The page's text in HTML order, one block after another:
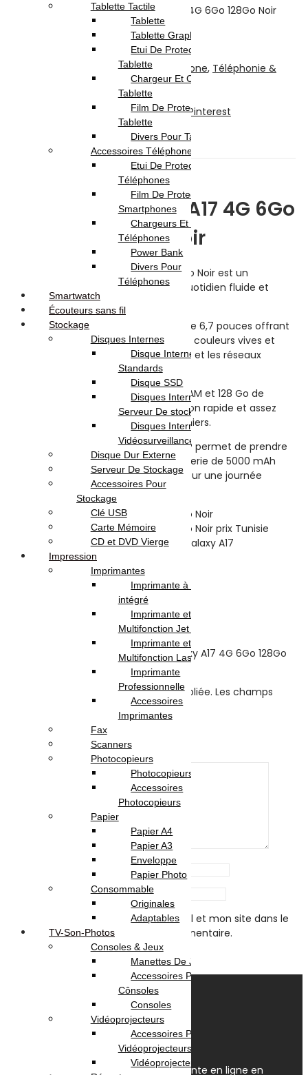
quantité de Samsung Galaxy A17 4G 6Go 128Go Noir
Acheter maintenant
Catégories :Smartphone, Téléphonie &
Twitter LinkedIn Telegram Pinterest
Description
Avis (0)
Samsung Galaxy A17 4G 6Go
128Go Noir
Le Samsung Galaxy A17 4G 6Go 128Go Noir est un
smartphone conçu pour un usage quotidien fluide et
confortable.
Il dispose d’un écran Super AMOLED de 6,7 pouces offrant
une bonne qualité d’image, avec des couleurs vives et
une bonne luminosité pour les vidéos et les réseaux
Sous le capot, on retrouve 6 Go de RAM et 128 Go de
stockage, ce qui permet une utilisation rapide et assez
d’espace pour les applications et fichiers.
Son appareil photo principal de 50 MP permet de prendre
des photos nettes, tandis que la batterie de 5000 mAh
assure une très bonne autonomie pour une journée
Avis (0)
There are no reviews yet.
Be the first to review “Samsung Galaxy A17 4G 6Go 128Go
Votre adresse e-mail ne sera pas publiée. Les champs
obligatoires sont indiqués avec*
Your rating
Your review
Enregistrer mon nom, mon e-mail et mon site dans le
navigateur pour mon prochain commentaire.
OmegaNet est Le spécialiste de la vente en ligne en
Tablette Tactile
Tablette
Tablette Graphique
Etui De Protection Pour
Tablette
Chargeur Et Cable Pour
Tablette
Film De Protection Pour
Tablette
Divers Pour Tablette
Accessoires Téléphones
Etui De Protection Pour
Téléphones
Film De Protection Pour
Smartphones
Chargeurs Et Câbles Pour
Téléphones
Power Bank
Divers Pour
Téléphones
Smartwatch
Écouteurs sans fil
Stockage
Disques Internes
Disque Internes
Standards
Disque SSD
Disques Internes Pour
Serveur De stockage
Disques Internes Pour
Vidéosurveillance
Disque Dur Externe
Serveur De Stockage
Accessoires Pour
Stockage
Clé USB
Carte Mémoire
CD et DVD Vierge
Impression
Imprimantes
Imprimante à Réservoir
intégré
Imprimante et
Multifonction Jet d’encre
Imprimante et
Multifonction Laser
Imprimante
Professionnelle
Accessoires
Imprimantes
Fax
Scanners
Photocopieurs
Photocopieurs A4 | A3
Accessoires
Photocopieurs
Papier
Papier A4
Papier A3
Enveloppe
Papier Photo
Consommable
Originales
Adaptables
TV-Son-Photos
Consoles & Jeux
Manettes De Jeux
Accessoires Pour
Cônsoles
Consoles
Vidéoprojecteurs
Accessoires Pour
Vidéoprojecteurs
Vidéoprojecteur